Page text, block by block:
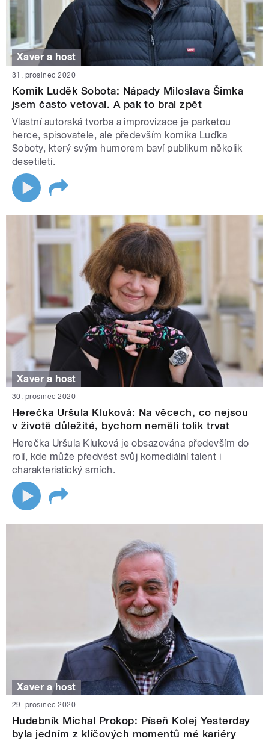
Xaver a host
31. prosinec 2020
Komik Luděk Sobota: Nápady Miloslava Šimka
jsem často vetoval. A pak to bral zpět
Vlastní autorská tvorba a improvizace je parketou
herce, spisovatele, ale především komika Luďka
Soboty, který svým humorem baví publikum několik
desetiletí.
Xaver a host
30. prosinec 2020
Herečka Uršula Kluková: Na věcech, co nejsou
v životě důležité, bychom neměli tolik trvat
Herečka Uršula Kluková je obsazována především do
rolí, kde může předvést svůj komediální talent i
charakteristický smích.
Xaver a host
29. prosinec 2020
Hudebník Michal Prokop: Píseň Kolej Yesterday
byla jedním z klíčových momentů mé kariéry